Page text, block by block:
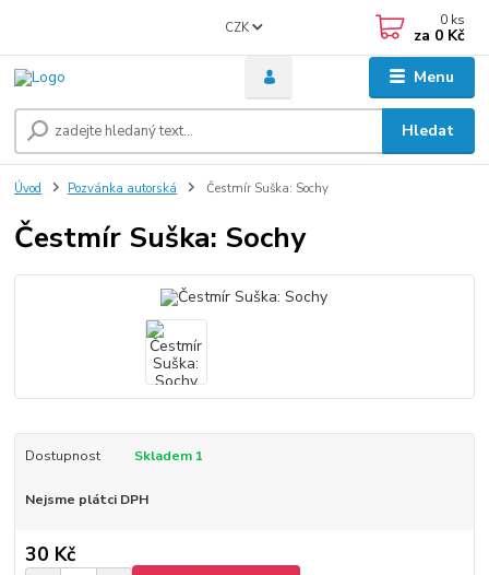
Menu
CZK
Hledat
0 ks
za 0 Kč
Úvod Pozvánka autorská Čestmír Suška: Sochy
Čestmír Suška: Sochy
Dostupnost Skladem 1
Nejsme plátci DPH
30 Kč